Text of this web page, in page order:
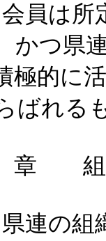
は所定
かつ県
動し
ばれる
の組織